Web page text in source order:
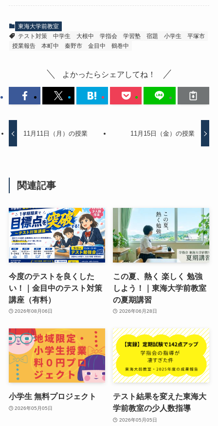
東海大学前教室
テスト対策
中学生 大根中 学指会 学習塾 宿題 小学生
平塚市
授業報告
本町中 秦野市 金目中 鶴巻中
よかったらシェアしてね！
11月11日（月）の授業 11月15日（金）の授業
関連記事
今度のテストを良くした
い！｜金目中のテスト対策
講座（有料）
2026年08月06日
この夏、熱く 楽しく 勉強
しよう！｜東海大学前教室
の夏期講習
2026年06月28日
小学生 無料プロジェクト
2026年05月05日
テスト結果を変えた東海大
学前教室の少人数指導
2026年05月05日